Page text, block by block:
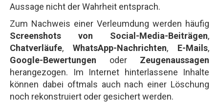
Aussage nicht der Wahrheit entsprach.
Zum Nachweis einer Verleumdung werden häufig
Screenshots von Social-Media-Beiträgen,
Chatverläufe, WhatsApp-Nachrichten, E-Mails,
Google-Bewertungen oder Zeugenaussagen
herangezogen. Im Internet hinterlassene Inhalte
können dabei oftmals auch nach einer Löschung
noch rekonstruiert oder gesichert werden.